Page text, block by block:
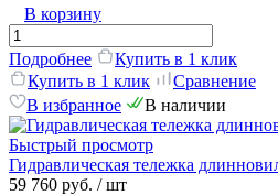
В корзину
Подробнее
Купить в 1 клик
Купить в 1 клик
Сравнение
В избранное
В наличии
Быстрый просмотр
Гидравлическая тележка
59 760 руб. / шт